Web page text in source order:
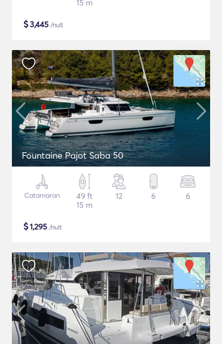
15 m
$3,445 /nuit
Fountaine Pajot Saba 50
Catamaran
49 ft
15 m
12 6 6
$1,295 /nuit